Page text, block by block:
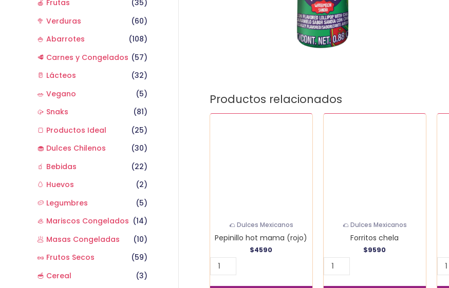
🍎 Frutas
(35)
🥦 Verduras
(60)
🍚 Abarrotes
(108)
🥩 Carnes y Congelados (57)
🥛 Lácteos
(32)
🥗 Vegano
(5)
🥠 Snaks
(81)
🍞 Productos Ideal
(25)
🧁 Dulces Chilenos
(30)
🧃 Bebidas
(22)
🥚 Huevos
(2)
🥔 Legumbres
(5)
🦪 Mariscos Congelados (14)
🥟 Masas Congeladas
(10)
🥜 Frutos Secos
(59)
🥣 Cereal
(3)
Productos relacionados
🌮 Dulces Mexicanos
Pepinillo hot mama (rojo)
$4590
🌮 Dulces Mexicanos
Forritos chela
$9590